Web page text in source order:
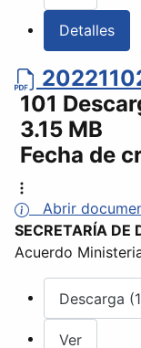
Detalles
101
3.15 MB
Fecha de
Abrir
SECRETARÍA DE
Acuerdo
Descarga
Ver